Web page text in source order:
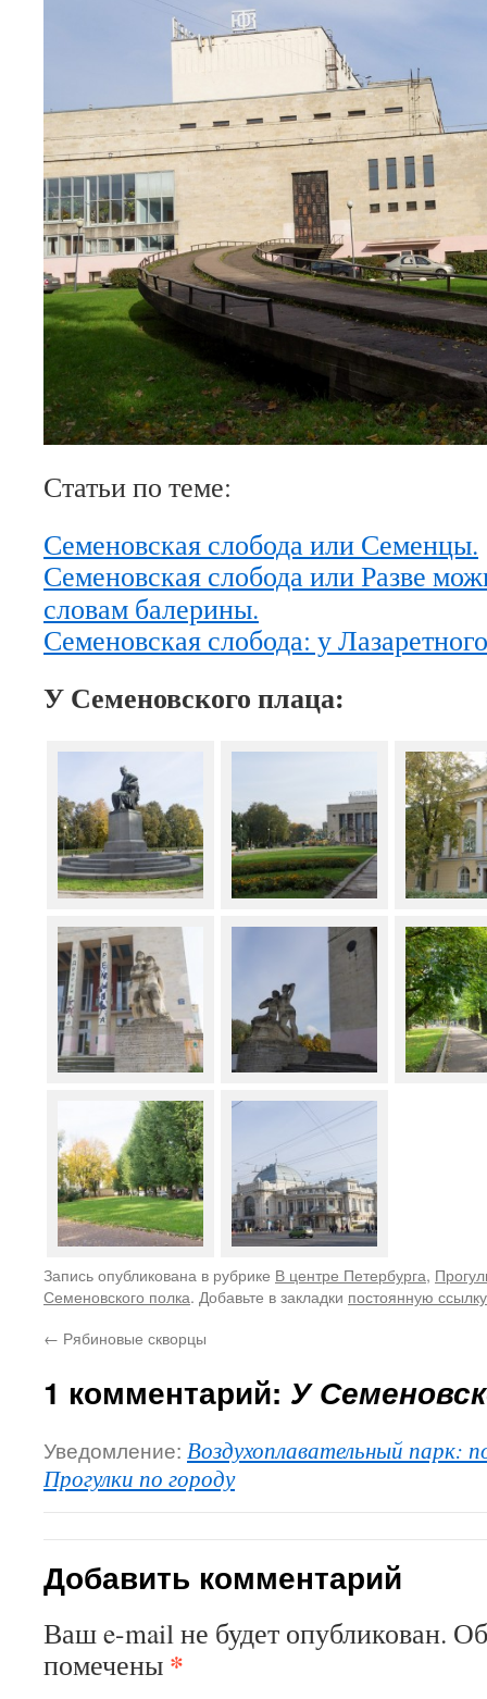
Статьи по теме:
Семеновская слобода или Семенцы.
Семеновская слобода или Разве
словам балерины.
Семеновская слобода: у
У Семеновского плаца:
Запись опубликована в рубрике В центре Петербурга,
Семеновского полка. Добавьте в закладки постоянную ссылку
← Рябиновые скворцы
1 комментарий: У
Уведомление: Воздухоплавательный парк:
Прогулки по городу
Добавить комментарий
Ваш e-mail не будет опубликован.
помечены *